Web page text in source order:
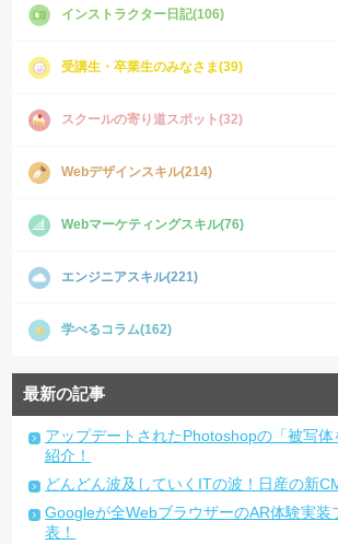
インストラクター日記(106)
受講生・卒業生のみなさま(39)
スクールの寄り道スポット(32)
Webデザインスキル(214)
Webマーケティングスキル(76)
エンジニアスキル(221)
学べるコラム(162)
最新の記事
アップデートされたPhotoshopの「被写
紹介！
どんどん波及していくITの波！日産の新
Googleが全WebブラウザーのAR体験実装
表！